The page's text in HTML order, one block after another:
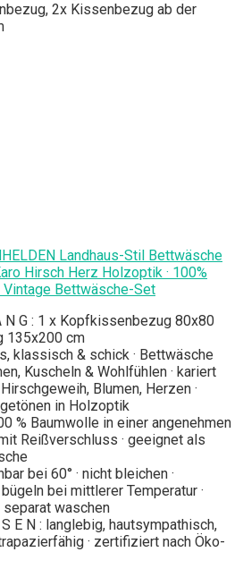
2x Kissenbezug ab der
Landhaus-Stil Bettwäsche
Hirsch Herz Holzoptik · 100%
Vintage Bettwäsche-Set
N G : 1 x Kopfkissenbezug 80x80
135x200 cm
klassisch & schick · Bettwäsche
Kuscheln & Wohlfühlen · kariert
Blumen, Herzen ·
in Holzoptik
% Baumwolle in einer angenehmen
Reißverschluss · geeignet als
bei 60° · nicht bleichen ·
bei mittlerer Temperatur ·
separat waschen
E N : langlebig, hautsympathisch,
· zertifiziert nach Öko-